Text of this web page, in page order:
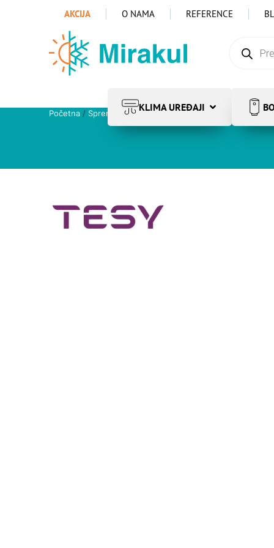
AKCIJA O NAMA REFERENCE
KLIMA UREĐAJI
Početna / Spremnici/Spremnici za PTV/ / Tesy EV